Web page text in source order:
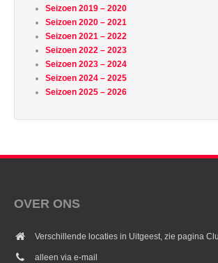
Seizoen 2019 – 2020
Seizoen 2020 – 2021
Seizoen 2021 – 2022
Seizoen 2022 – 2023
Seizoen 2023 – 2024
Seizoen 2024 – 2025
Seizoen 2025 – 2026
OVER ONS
Verschillende locaties in Uitgeest, zie pagina
alleen via e-mail